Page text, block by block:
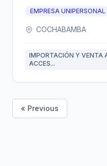
EMPRESA UNIPERSONAL
COCHABAMBA
IMPORTACIÓN Y VENTA
ACCES...
« Previous